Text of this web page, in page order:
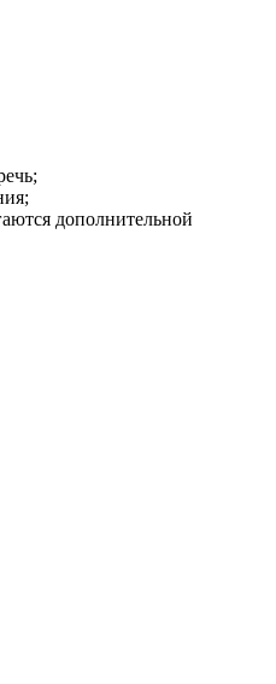
дополнительной